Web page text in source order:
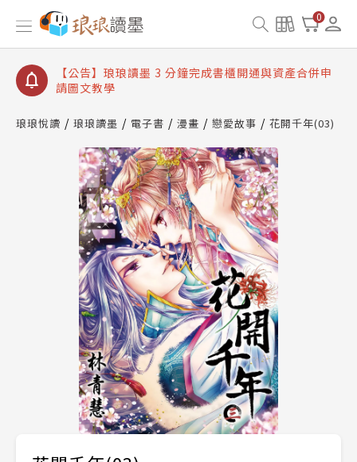
0
【公告】琅琅讀墨數位閱讀資產合併與書櫃開通申請
【公告】琅琅讀墨書櫃開通常見問題
【公告】琅琅讀墨 3 分鐘完成書櫃開通與資產合併申
請圖文教學
查詢
【公告】琅琅讀墨數位閱讀資產合併與書櫃開通申請
琅琅悅讀 琅琅讀墨 電子書 漫畫 戀愛故事 花開千年(03)